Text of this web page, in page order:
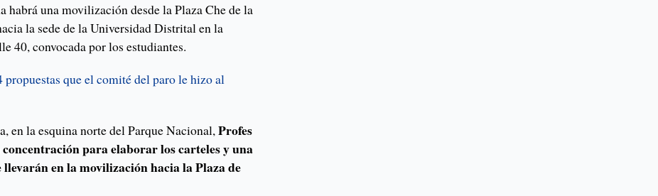
habrá una movilización desde la Plaza Che de la
la sede de la Universidad Distrital en la
40, convocada por los estudiantes.
propuestas que el comité del paro le hizo al
en la esquina norte del Parque Nacional,Profes
concentración para elaborar los carteles y una
llevarán en la movilización hacia la Plaza de